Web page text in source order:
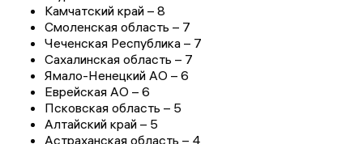
Камчатский край – 8
Смоленская область – 7
Чеченская Республика – 7
Сахалинская область – 7
Ямало-Ненецкий АО – 6
Еврейская АО – 6
Псковская область – 5
Алтайский край – 5
Астраханская область – 4